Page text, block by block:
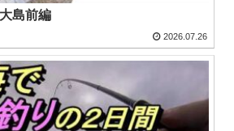
島前編
2026.07.26